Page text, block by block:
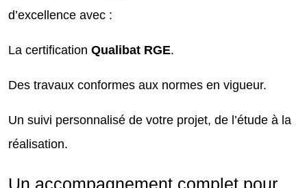
d’excellence avec :
La certification Qualibat RGE.
Des travaux conformes aux normes en vigueur.
Un suivi personnalisé de votre projet, de l’étude à la
réalisation.
Un accompagnement complet pour